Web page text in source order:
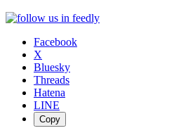
Facebook
X
Bluesky
Threads
Hatena
LINE
Copy